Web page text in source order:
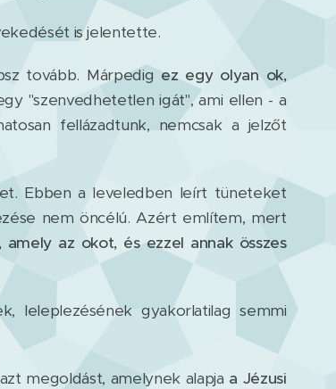
is jelentette.
tovább. Márpedigez egy olyan ok,
"szenvedhetetlen igát", ami ellen - a
fellázadtunk, nemcsak a jelzőt
Ebben a leveledben leírt tüneteket
nem öncélú. Azért említem, mert
az okot, és ezzel annak összes
leleplezésének gyakorlatilag semmi
megoldást, amelynek alapja a Jézusi